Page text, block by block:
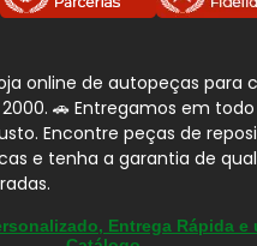
online de autopeças para
🚗 Entregamos em
Encontre peças de
e tenha a garantia de
Entrega Rápida e